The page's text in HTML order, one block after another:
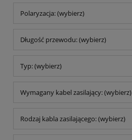
Polaryzacja: (wybierz)
Długość przewodu: (wybierz)
Typ: (wybierz)
Wymagany kabel zasilający: (wybierz)
Rodzaj kabla zasilającego: (wybierz)